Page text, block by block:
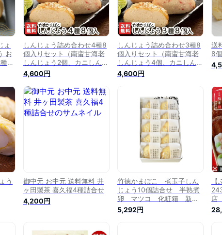
ょ
お
煮
【
しんじょう詰め合わせ4種8
個入りセット（南蛮甘海老
しんじょう2個、カニしんじ
ょう2個、海老しんじょう2
個、煮玉子しんじょう2個）
竹徳かまぼこ【カマボコ/か
まぼこ】【ギフトに！贈り
物】【お土産/手土産/プレゼ
ント/ギフトに！贈り物】
4,600円
しんじょう詰め合わせ3種8
個入りセット（南蛮甘海老
しんじょう4個、カニしんじ
ょう2個、海老しんじょう2
個）竹徳かまぼこ【カマボ
贈り物】【お土産/手土産/プ
レゼント/ギフトに！贈り
物】【送料無料】 父の日 お
4,600円
送
8
う
御中元 お中元 送料無料 井
ヶ田製茶 喜久福4種詰合せ
4,200円
竹徳かまぼこ 煮玉子しん
じょう10個詰合せ 半熟煮
卵 マツコ 化粧箱 新
潟 老舗 贈答 贈り物
ギフト 内祝 のし 熨
5,292円
店
詰
ス